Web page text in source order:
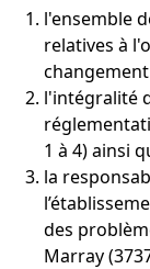
l'ensemble
relatives à
l'intégralité
1 à 4) ainsi
la
des
Marray